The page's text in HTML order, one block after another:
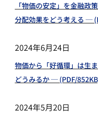
「物価の安定」を金融政
分配効果をどう考える ─
2024年6月24日
物価から「好循環」は生
どうみるか ─ (PDF/
2024年5月20日